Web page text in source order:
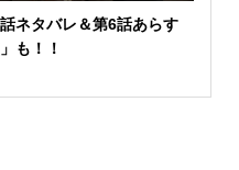
ネタバレ＆第6話あらす
も！！